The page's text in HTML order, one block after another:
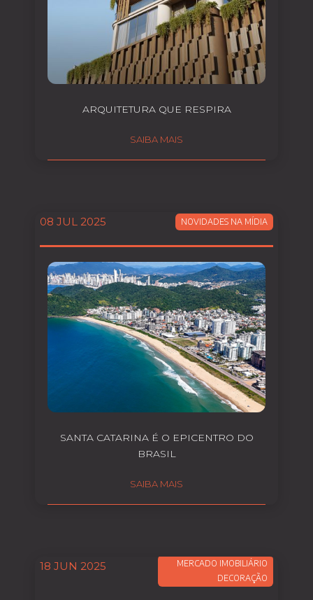
ARQUITETURA QUE RESPIRA
SAIBA MAIS
08 JUL 2025 NOVIDADES NA MÍDIA
SANTA CATARINA É O EPICENTRO DO
BRASIL
SAIBA MAIS
18 JUN 2025
MERCADO IMOBILIÁRIO
DECORAÇÃO